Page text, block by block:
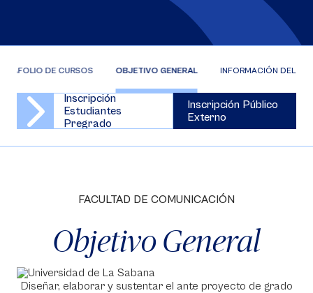
DE CURSOS OBJETIVO GENERAL INFORMACIÓN DEL
Inscripción
Estudiantes
Pregrado
Inscripción Público
Externo
FACULTAD DE COMUNICACIÓN
Objetivo General
Diseñar, elaborar y sustentar el ante proyecto de grado